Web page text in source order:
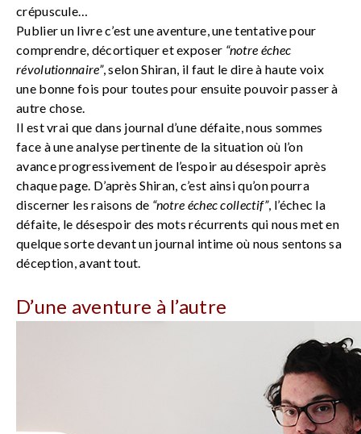
crépuscule…
Publier un livre c’est une aventure, une tentative pour
comprendre, décortiquer et exposer “notre échec
révolutionnaire”, selon Shiran, il faut le dire à haute voix
une bonne fois pour toutes pour ensuite pouvoir passer à
autre chose.
Il est vrai que dans journal d’une défaite, nous sommes
face à une analyse pertinente de la situation où l’on
avance progressivement de l’espoir au désespoir après
chaque page. D’après Shiran, c’est ainsi qu’on pourra
discerner les raisons de “notre échec collectif”, l’échec la
défaite, le désespoir des mots récurrents qui nous met en
quelque sorte devant un journal intime où nous sentons sa
déception, avant tout.
D’une aventure à l’autre